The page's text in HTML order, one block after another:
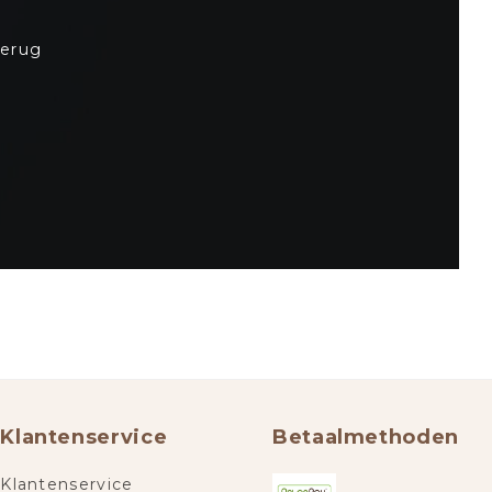
Klantenservice
Klantenservice
Betaalmethoden